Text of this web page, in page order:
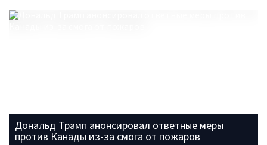
Дональд Трамп анонсировал ответные меры
против Канады из-за смога от пожаров